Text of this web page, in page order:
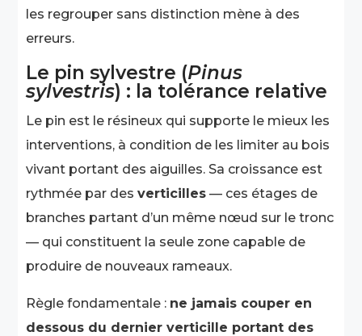
les regrouper sans distinction mène à des
erreurs.
Le pin sylvestre (Pinus
sylvestris) : la tolérance relative
Le pin est le résineux qui supporte le mieux les
interventions, à condition de les limiter au bois
vivant portant des aiguilles. Sa croissance est
rythmée par desverticilles — ces étages de
branches partant d’un même nœud sur le tronc
— qui constituent la seule zone capable de
produire de nouveaux rameaux.
Règle fondamentale : ne jamais couper en
dessous du dernier verticille portant des